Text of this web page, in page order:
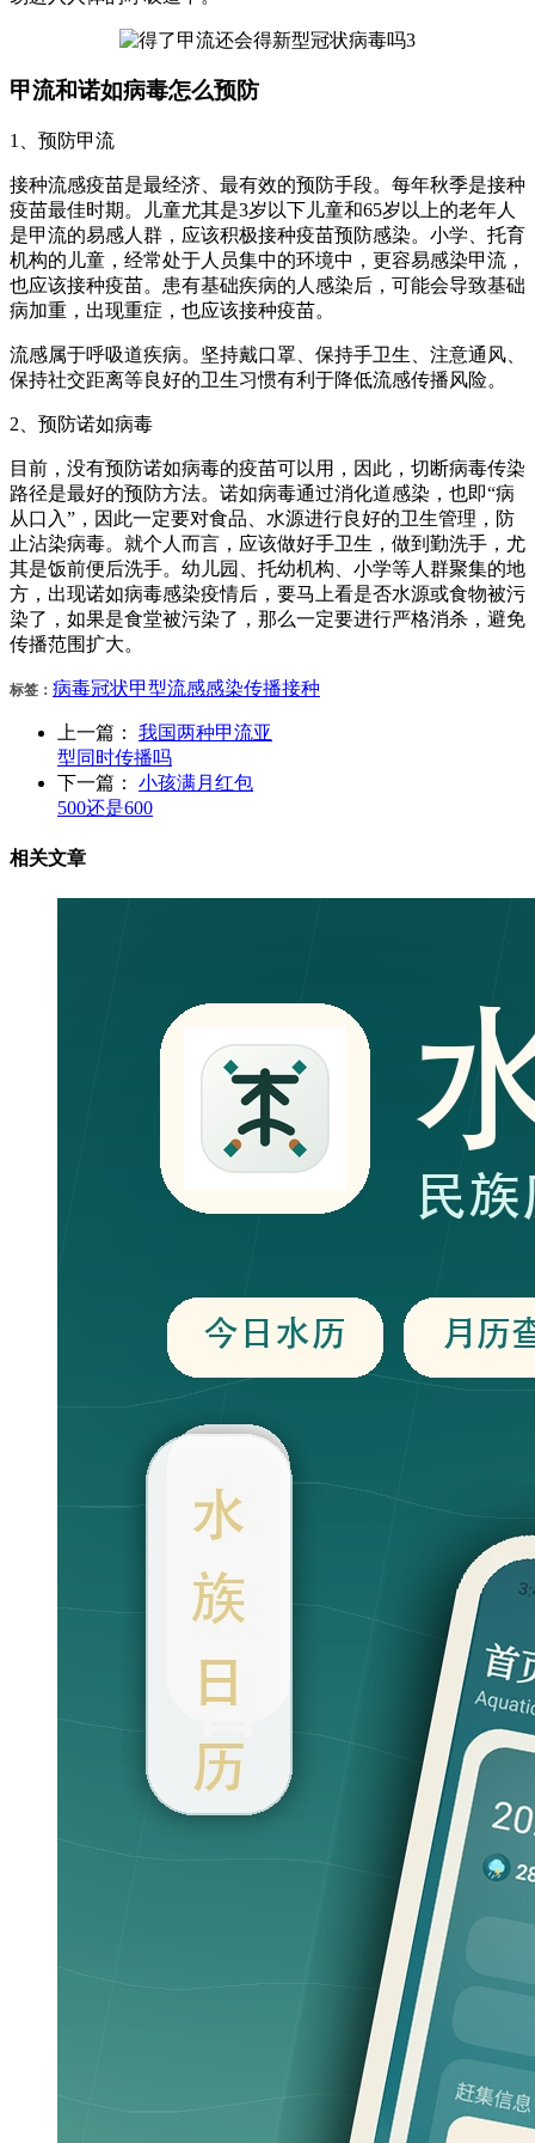
甲流和诺如病毒怎么预防
1、预防甲流
接种流感疫苗是最经济、最有效的预防手段。每年秋季是接种
疫苗最佳时期。儿童尤其是3岁以下儿童和65岁以上的老年人
是甲流的易感人群，应该积极接种疫苗预防感染。小学、托育
机构的儿童，经常处于人员集中的环境中，更容易感染甲流，
也应该接种疫苗。患有基础疾病的人感染后，可能会导致基础
病加重，出现重症，也应该接种疫苗。
流感属于呼吸道疾病。坚持戴口罩、保持手卫生、注意通风、
保持社交距离等良好的卫生习惯有利于降低流感传播风险。
2、预防诺如病毒
目前，没有预防诺如病毒的疫苗可以用，因此，切断病毒传染
路径是最好的预防方法。诺如病毒通过消化道感染，也即“病
从口入”，因此一定要对食品、水源进行良好的卫生管理，防
止沾染病毒。就个人而言，应该做好手卫生，做到勤洗手，尤
其是饭前便后洗手。幼儿园、托幼机构、小学等人群聚集的地
方，出现诺如病毒感染疫情后，要马上看是否水源或食物被污
染了，如果是食堂被污染了，那么一定要进行严格消杀，避免
传播范围扩大。
标签： 病毒冠状甲型流感感染传播接种
上一篇：
我国两种甲流亚
型同时传播吗
下一篇：
小孩满月红包
500还是600
相关文章